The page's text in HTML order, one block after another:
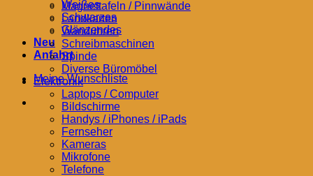
Weißes
Schwarzes
Glänzendes
Neu
Anfahrt
Meine Wunschliste
Magnettafeln / Pinnwände
Landkarten
Wanduhren
Schreibmaschinen
Spinde
Diverse Büromöbel
Elektronik
Laptops / Computer
Bildschirme
Handys / iPhones / iPads
Fernseher
Kameras
Mikrofone
Telefone